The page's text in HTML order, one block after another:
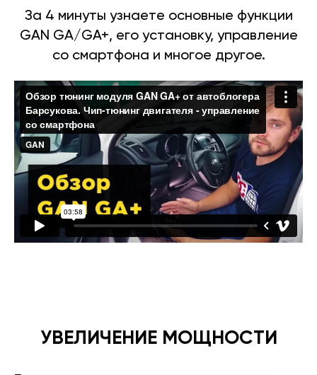
За 4 минуты узнаете основные функции
GAN GA/GA+, его установку, управление
со смартфона и многое другое.
УВЕЛИЧЕНИЕ МОЩНОСТИ